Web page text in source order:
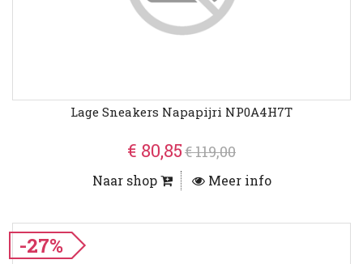
Lage Sneakers Napapijri NP0A4H7T
€ 80,85€ 119,00
Naar shop Meer info
-27%